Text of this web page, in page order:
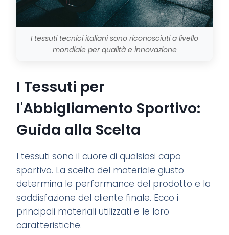
I tessuti tecnici italiani sono riconosciuti a livello
mondiale per qualità e innovazione
I Tessuti per
l'Abbigliamento Sportivo:
Guida alla Scelta
I tessuti sono il cuore di qualsiasi capo
sportivo. La scelta del materiale giusto
determina le performance del prodotto e la
soddisfazione del cliente finale. Ecco i
principali materiali utilizzati e le loro
caratteristiche.